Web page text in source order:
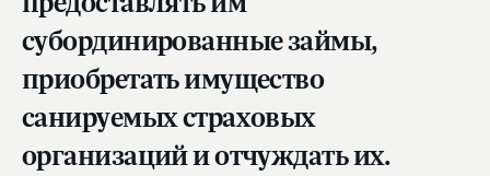
субординированные займы,
приобретать имущество
санируемых страховых
организаций и отчуждать их.